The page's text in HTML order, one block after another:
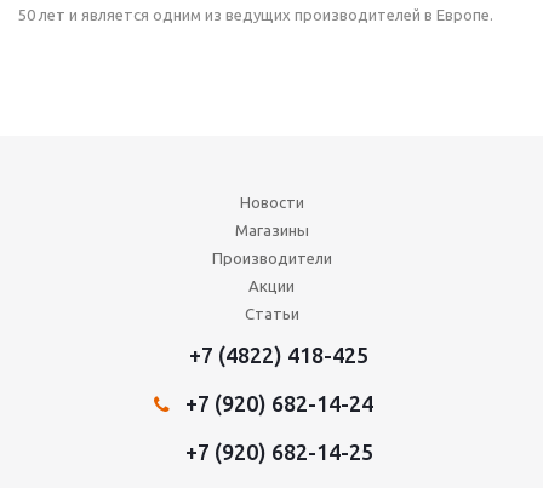
50 лет и является одним из ведущих производителей в Европе.
Новости
Магазины
Производители
Акции
Статьи
+7 (4822) 418-425
+7 (920) 682-14-24
+7 (920) 682-14-25